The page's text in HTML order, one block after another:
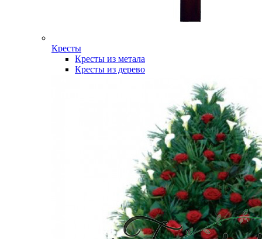
Кресты
Кресты из метала
Кресты из дерево